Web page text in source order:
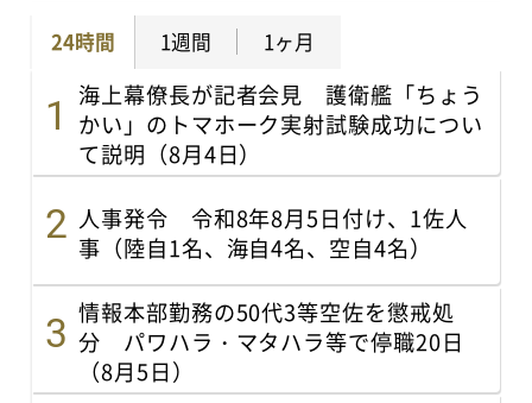
24時間 1週間 1ヶ月
海上幕僚長が記者会見 護衛艦「ちょう
かい」のトマホーク実射試験成功につい
て説明（8月4日）
人事発令 令和8年8月5日付け、1佐人
事（陸自1名、海自4名、空自4名）
情報本部勤務の50代3等空佐を懲戒処
分 パワハラ・マタハラ等で停職20日
（8月5日）